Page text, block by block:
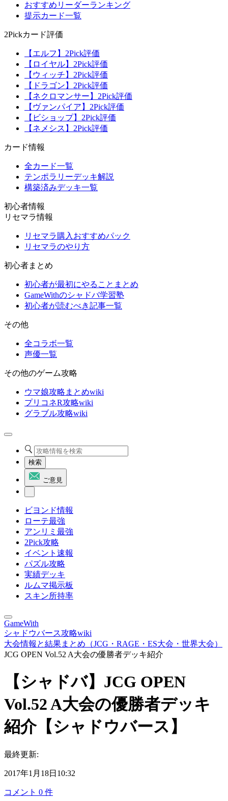
おすすめリーダーランキング
提示カード一覧
2Pickカード評価
【エルフ】2Pick評価
【ロイヤル】2Pick評価
【ウィッチ】2Pick評価
【ドラゴン】2Pick評価
【ネクロマンサー】2Pick評価
【ヴァンパイア】2Pick評価
【ビショップ】2Pick評価
【ネメシス】2Pick評価
カード情報
全カード一覧
テンポラリーデッキ解説
構築済みデッキ一覧
初心者情報
リセマラ情報
リセマラ購入おすすめパック
リセマラのやり方
初心者まとめ
初心者が最初にやることまとめ
GameWithのシャドバ学習塾
初心者が読むべき記事一覧
その他
全コラボ一覧
声優一覧
その他のゲーム攻略
ウマ娘攻略まとめwiki
プリコネR攻略wiki
グラブル攻略wiki
検索
ご意見
ビヨンド情報
ローテ最強
アンリミ最強
2Pick攻略
イベント速報
パズル攻略
実績デッキ
ルムマ掲示板
スキン所持率
GameWith
シャドウバース攻略wiki
大会情報と結果まとめ（JCG・RAGE・ES大会・世界大会）
JCG OPEN Vol.52 A大会の優勝者デッキ紹介
【シャドバ】JCG OPEN
Vol.52 A大会の優勝者デッキ
紹介【シャドウバース】
最終更新:
2017年1月18日10:32
コメント 0 件